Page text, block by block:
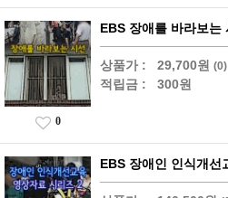
EBS 장애를 바라보는
상품가 : 29,700원 (0)
적립금 : 300원
0
EBS 장애인 인식개선